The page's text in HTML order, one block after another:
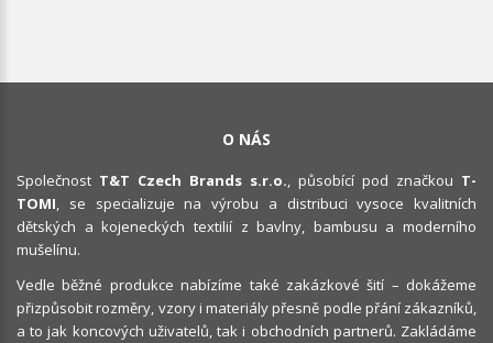
O NÁS
Společnost T&T Czech Brands s.r.o., působící pod značkou T-
TOMI, se specializuje na výrobu a distribuci vysoce kvalitních
dětských a kojeneckých textilií z bavlny, bambusu a moderního
mušelínu.
Vedle běžné produkce nabízíme také zakázkové šití – dokážeme
přizpůsobit rozměry, vzory i materiály přesně podle přání zákazníků,
a to jak koncových uživatelů, tak i obchodních partnerů. Zakládáme